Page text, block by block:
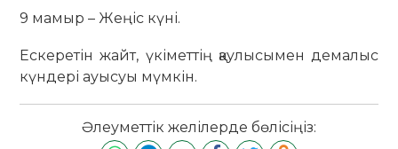
9 мамыр – Жеңіс күні.
Ескеретін жайт, үкіметтің қаулысымен демалыс
күндері ауысуы мүмкін.
Әлеуметтік желілерде бөлісіңіз: